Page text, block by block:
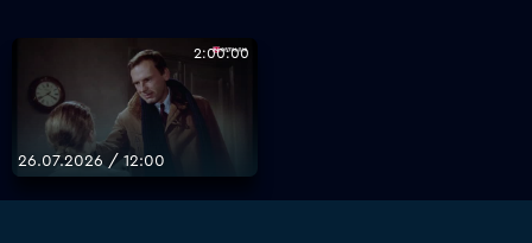
2:00:00
26.07.2026 / 12:00